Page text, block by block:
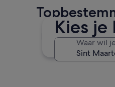
Kies
Waar wil
Philipsburg